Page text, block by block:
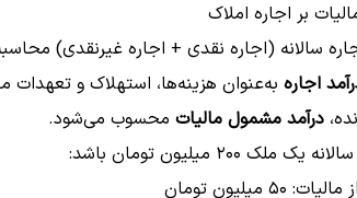
بر اجاره املاک
سالانه (اجاره نقدی + اجاره غیرنقدی)
به‌عنوان هزینه‌ها، استهلاک و
درآمد مشمول مالیات محسوب می‌شود.
۲۰۰ میلیون تومان باشد: